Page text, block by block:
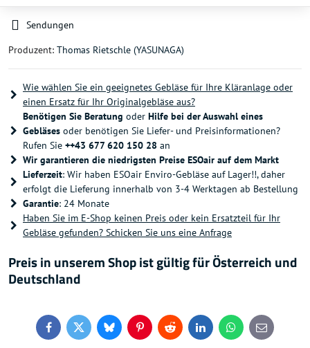
Sendungen
Produzent: Thomas Rietschle (YASUNAGA)
Wie wählen Sie ein geeignetes Gebläse für Ihre Kläranlage oder
einen Ersatz für Ihr Originalgebläse aus?
Benötigen Sie Beratung oder Hilfe bei der Auswahl eines
Gebläses oder benötigen Sie Liefer- und Preisinformationen?
Rufen Sie ++43 677 620 150 28 an
Wir garantieren die niedrigsten Preise ESOair auf dem Markt
Lieferzeit: Wir haben ESOair Enviro-Gebläse auf Lager!!, daher
erfolgt die Lieferung innerhalb von 3-4 Werktagen ab Bestellung
Garantie: 24 Monate
Haben Sie im E-Shop keinen Preis oder kein Ersatzteil für Ihr
Gebläse gefunden? Schicken Sie uns eine Anfrage
Preis in unserem Shop ist gültig für Österreich und
Deutschland
FacebookTwitterBlueskyPinterestReddit LinkedInWhatsApp
E-
mail